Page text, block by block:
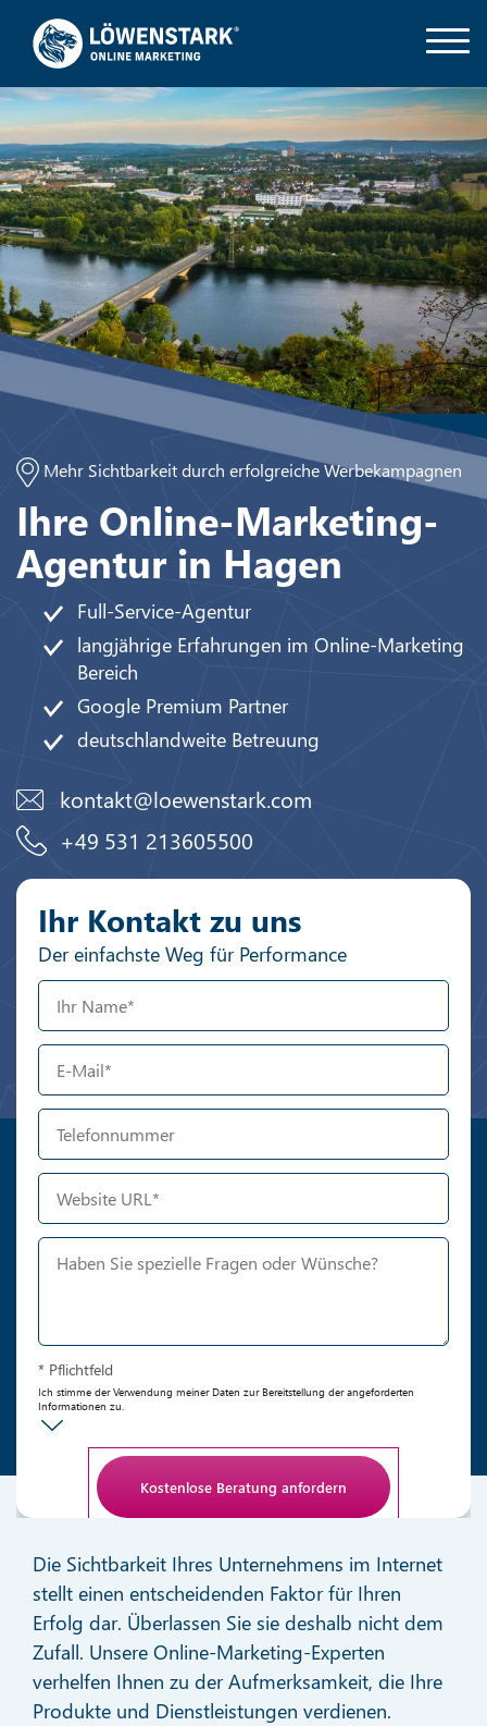
Mehr Sichtbarkeit durch erfolgreiche Werbekampagnen
Ihre Online-Marketing-
Agentur in Hagen
Full-Service-Agentur
langjährige Erfahrungen im Online-Marketing
Bereich
Google Premium Partner
deutschlandweite Betreuung
kontakt@loewenstark.com
+49 531 213605500
Ihr Kontakt zu uns
Der einfachste Weg für Performance
* Pflichtfeld
Ich stimme der Verwendung meiner Daten zur Bereitstellung der angeforderten
Informationen zu.
Hier klicken
Friendly
Die Sichtbarkeit Ihres Unternehmens im Internet
stellt einen entscheidenden Faktor für Ihren
Erfolg dar. Überlassen Sie sie deshalb nicht dem
Zufall. Unsere Online-Marketing-Experten
verhelfen Ihnen zu der Aufmerksamkeit, die Ihre
Produkte und Dienstleistungen verdienen.